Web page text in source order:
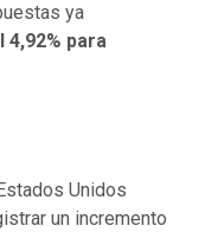
ya
4,92% para
Unidos
un incremento